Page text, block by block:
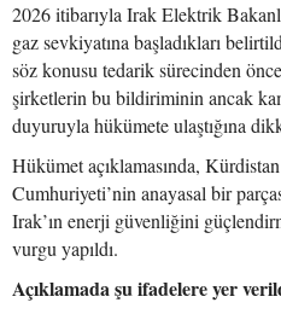
2026 itibarıyla Irak Elektrik
gaz sevkiyatına başladıkları
söz konusu tedarik sürecinden
şirketlerin bu bildiriminin ancak
duyuruyla hükümete ulaştığına
Hükümet açıklamasında,
Cumhuriyeti’nin anayasal bir
Irak’ın enerji güvenliğini
vurgu yapıldı.
Açıklamada şu ifadelere yer